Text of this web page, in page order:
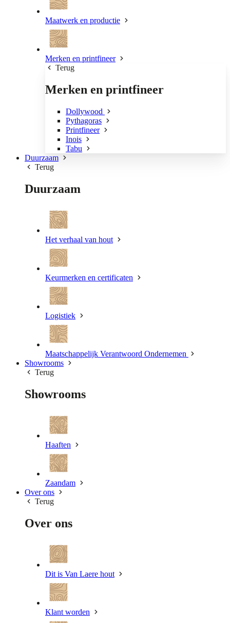
Maatwerk en productie
Merken en printfineer
Terug
Merken en printfineer
Dollywood
Pythagoras
Printfineer
Inois
Tabu
Duurzaam
Terug
Duurzaam
Het verhaal van hout
Keurmerken en certificaten
Logistiek
Maatschappelijk Verantwoord Ondernemen
Showrooms
Terug
Showrooms
Haaften
Zaandam
Over ons
Terug
Over ons
Dit is Van Laere hout
Klant worden